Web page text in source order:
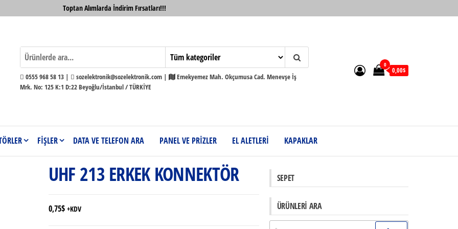
Toptan Alımlarda İndirim Fırsatları!!!
0555 968 58 13 | sozelektronik@sozelektronik.com |
Emekyemez Mah. Okçumusa Cad. Menevşe İş
Mrk. No: 125 K:1 D:22 Beyoğlu/İstanbul / TÜRKİYE
0
0,00$
FİŞLER DATA VE TELEFON ARA PANEL VE PRİZLER EL ALETLERİ KAPAKLAR
UHF 213 ERKEK KONNEKTÖR
0,75$ +KDV
SEPET
ÜRÜNLERI ARA
Arama: